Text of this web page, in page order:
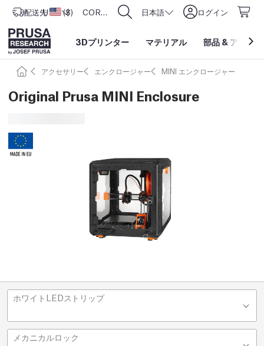
配送先 アメリカ合衆国
USD ($) CORE One L: Now In Stock! 日本語 ログイン
3Dプリンター マテリアル 部品 & アクセ
アクセサリー エンクロージャー MINI エンクロージャー
Original Prusa MINI Enclosure
ホワイトLEDストリップ
メカニカルロック